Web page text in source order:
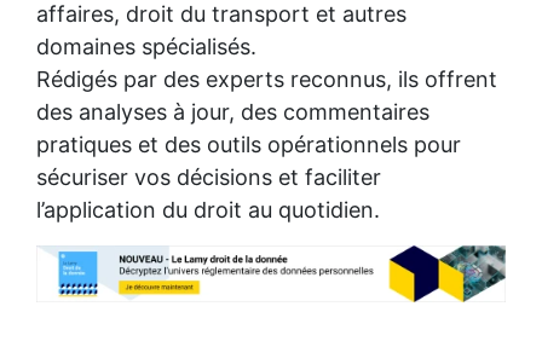
affaires, droit du transport et autres
domaines spécialisés.
Rédigés par des experts reconnus, ils offrent
des analyses à jour, des commentaires
pratiques et des outils opérationnels pour
sécuriser vos décisions et faciliter
l’application du droit au quotidien.